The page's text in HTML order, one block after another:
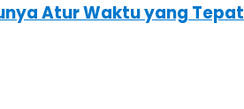
Atur Waktu yang Tepat